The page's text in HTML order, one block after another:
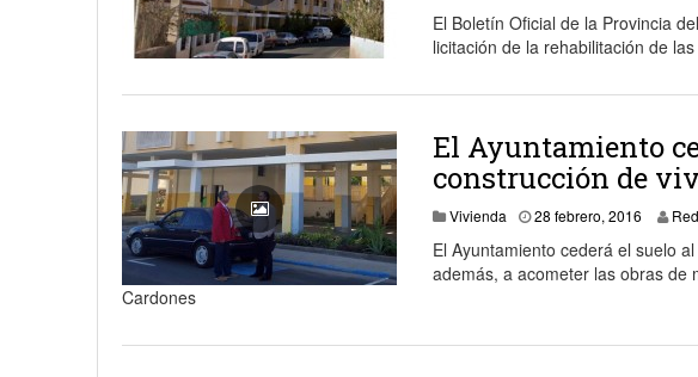
El Boletín Oficial de la Provincia
licitación de la rehabilitación de
El Ayuntamiento
construcción de
Vivienda 28 febrero, 2016 29
El Ayuntamiento cederá el suelo
además, a acometer las obras de
Cardones